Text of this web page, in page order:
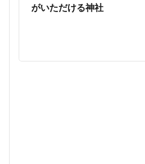
がいただける神社